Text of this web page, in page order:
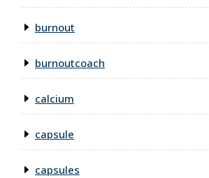
burnout
burnoutcoach
calcium
capsule
capsules